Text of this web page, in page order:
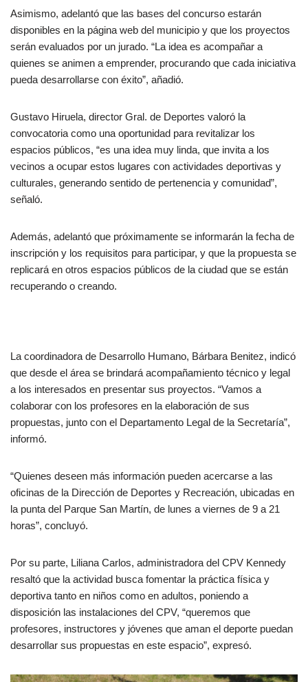
Asimismo, adelantó que las bases del concurso estarán
disponibles en la página web del municipio y que los proyectos
serán evaluados por un jurado. “La idea es acompañar a
quienes se animen a emprender, procurando que cada iniciativa
pueda desarrollarse con éxito”, añadió.
Gustavo Hiruela, director Gral. de Deportes valoró la
convocatoria como una oportunidad para revitalizar los
espacios públicos, “es una idea muy linda, que invita a los
vecinos a ocupar estos lugares con actividades deportivas y
culturales, generando sentido de pertenencia y comunidad”,
señaló.
Además, adelantó que próximamente se informarán la fecha de
inscripción y los requisitos para participar, y que la propuesta se
replicará en otros espacios públicos de la ciudad que se están
recuperando o creando.
La coordinadora de Desarrollo Humano, Bárbara Benitez, indicó
que desde el área se brindará acompañamiento técnico y legal
a los interesados en presentar sus proyectos. “Vamos a
colaborar con los profesores en la elaboración de sus
propuestas, junto con el Departamento Legal de la Secretaría”,
informó.
“Quienes deseen más información pueden acercarse a las
oficinas de la Dirección de Deportes y Recreación, ubicadas en
la punta del Parque San Martín, de lunes a viernes de 9 a 21
horas”, concluyó.
Por su parte, Liliana Carlos, administradora del CPV Kennedy
resaltó que la actividad busca fomentar la práctica física y
deportiva tanto en niños como en adultos, poniendo a
disposición las instalaciones del CPV, “queremos que
profesores, instructores y jóvenes que aman el deporte puedan
desarrollar sus propuestas en este espacio”, expresó.